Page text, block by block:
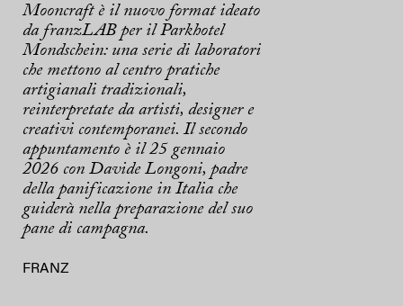
Mooncraft è il nuovo format ideato
da franzLAB per il Parkhotel
Mondschein: una serie di laboratori
che mettono al centro pratiche
artigianali tradizionali,
reinterpretate da artisti, designer e
creativi contemporanei. Il secondo
appuntamento è il 25 gennaio
2026 con Davide Longoni, padre
della panificazione in Italia che
guiderà nella preparazione del suo
pane di campagna.
FRANZ